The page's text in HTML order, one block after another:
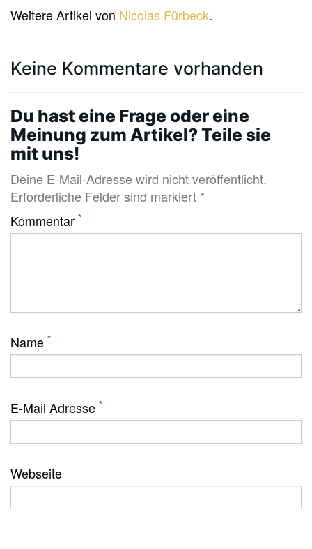
Weitere Artikel von Nicolas Fürbeck.
Keine Kommentare vorhanden
Du hast eine Frage oder eine
Meinung zum Artikel? Teile sie
mit uns!
Deine E-Mail-Adresse wird nicht veröffentlicht.
Erforderliche Felder sind markiert *
Kommentar *
Name *
E-Mail Adresse *
Webseite